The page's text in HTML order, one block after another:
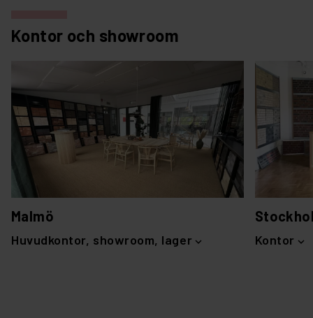
Kontor och showroom
Malmö
Huvudkontor, showroom, lager Kontor